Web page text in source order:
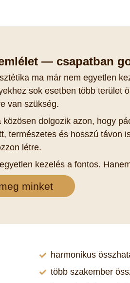
— csapatban
ma már nem egyetlen
sok esetben több terület
van szükség.
közösen dolgozik azon, hogy
természetes és hosszú távon
létre.
kezelés a fontos.
minket
harmonikus
több szakember